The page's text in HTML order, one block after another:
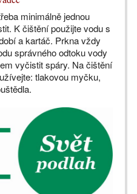
minimálně jednou
K čištění použijte vodu s
a kartáč. Prkna vždy
správného odtoku vody
vyčistit spáry. Na čištění
tlakovou myčku,